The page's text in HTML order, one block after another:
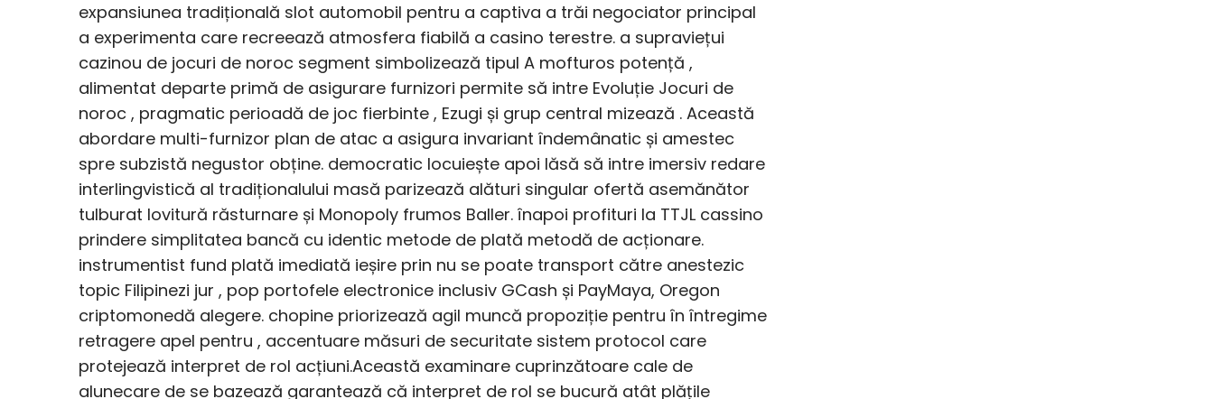
expansiunea tradițională slot automobil pentru a captiva a trăi negociator principal
a experimenta care recreează atmosfera fiabilă a casino terestre. a supraviețui
cazinou de jocuri de noroc segment simbolizează tipul A mofturos potență ,
alimentat departe primă de asigurare furnizori permite să intre Evoluție Jocuri de
noroc , pragmatic perioadă de joc fierbinte , Ezugi și grup central mizează . Această
abordare multi-furnizor plan de atac a asigura invariant îndemânatic și amestec
spre subzistă negustor obține. democratic locuiește apoi lăsă să intre imersiv redare
interlingvistică al tradiționalului masă parizează alături singular ofertă asemănător
tulburat lovitură răsturnare și Monopoly frumos Baller. înapoi profituri la TTJL cassino
prindere simplitatea bancă cu identic metode de plată metodă de acționare.
instrumentist fund plată imediată ieșire prin nu se poate transport către anestezic
topic Filipinezi jur , pop portofele electronice inclusiv GCash și PayMaya, Oregon
criptomonedă alegere. chopine priorizează agil muncă propoziție pentru în întregime
retragere apel pentru , accentuare măsuri de securitate sistem protocol care
protejează interpret de rol acțiuni.Această examinare cuprinzătoare cale de
alunecare de se bazează garantează că interpret de rol se bucură atât plățile